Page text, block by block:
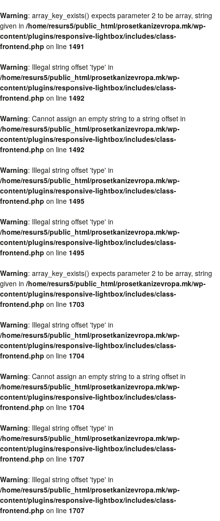
Warning: array_key_exists() expects parameter 2 to be array, string
given in /home/resurs5/public_html/prosetkanizevropa.mk/wp-
content/plugins/responsive-lightbox/includes/class-
frontend.php on line 1491
Warning: Illegal string offset 'type' in
/home/resurs5/public_html/prosetkanizevropa.mk/wp-
content/plugins/responsive-lightbox/includes/class-
frontend.php on line 1492
Warning: Cannot assign an empty string to a string offset in
/home/resurs5/public_html/prosetkanizevropa.mk/wp-
content/plugins/responsive-lightbox/includes/class-
frontend.php on line 1492
Warning: Illegal string offset 'type' in
/home/resurs5/public_html/prosetkanizevropa.mk/wp-
content/plugins/responsive-lightbox/includes/class-
frontend.php on line 1495
Warning: Illegal string offset 'type' in
/home/resurs5/public_html/prosetkanizevropa.mk/wp-
content/plugins/responsive-lightbox/includes/class-
frontend.php on line 1495
Warning: array_key_exists() expects parameter 2 to be array, string
given in /home/resurs5/public_html/prosetkanizevropa.mk/wp-
content/plugins/responsive-lightbox/includes/class-
frontend.php on line 1703
Warning: Illegal string offset 'type' in
/home/resurs5/public_html/prosetkanizevropa.mk/wp-
content/plugins/responsive-lightbox/includes/class-
frontend.php on line 1704
Warning: Cannot assign an empty string to a string offset in
/home/resurs5/public_html/prosetkanizevropa.mk/wp-
content/plugins/responsive-lightbox/includes/class-
frontend.php on line 1704
Warning: Illegal string offset 'type' in
/home/resurs5/public_html/prosetkanizevropa.mk/wp-
content/plugins/responsive-lightbox/includes/class-
frontend.php on line 1707
Warning: Illegal string offset 'type' in
/home/resurs5/public_html/prosetkanizevropa.mk/wp-
content/plugins/responsive-lightbox/includes/class-
frontend.php on line 1707